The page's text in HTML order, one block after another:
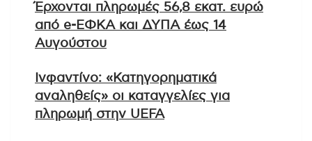
Έρχονται πληρωμές 56,8 εκατ. ευρώ
από e-ΕΦΚΑ και ΔΥΠΑ έως 14
Αυγούστου
Ινφαντίνο: «Κατηγορηματικά
αναληθείς» οι καταγγελίες για
πληρωμή στην UEFA